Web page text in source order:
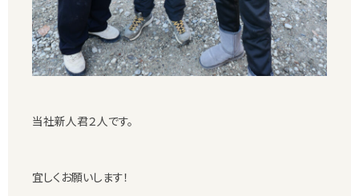
当社新人君２人です。
宜しくお願いします！